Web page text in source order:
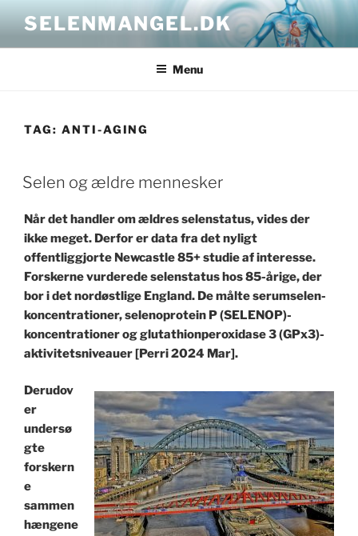
content
SELENMANGEL.DK
Menu
TAG: ANTI-AGING
POSTED
ON
Selen og ældre mennesker
Når det handler om ældres selenstatus, vides der
ikke meget. Derfor er data fra det nyligt
offentliggjorte Newcastle 85+ studie af interesse.
Forskerne vurderede selenstatus hos 85-årige, der
bor i det nordøstlige England. De målte serumselen-
koncentrationer, selenoprotein P (SELENOP)-
koncentrationer og glutathionperoxidase 3 (GPx3)-
aktivitetsniveauer [Perri 2024 Mar].
Derudov
er
undersø
gte
forskern
e
sammen
hængene